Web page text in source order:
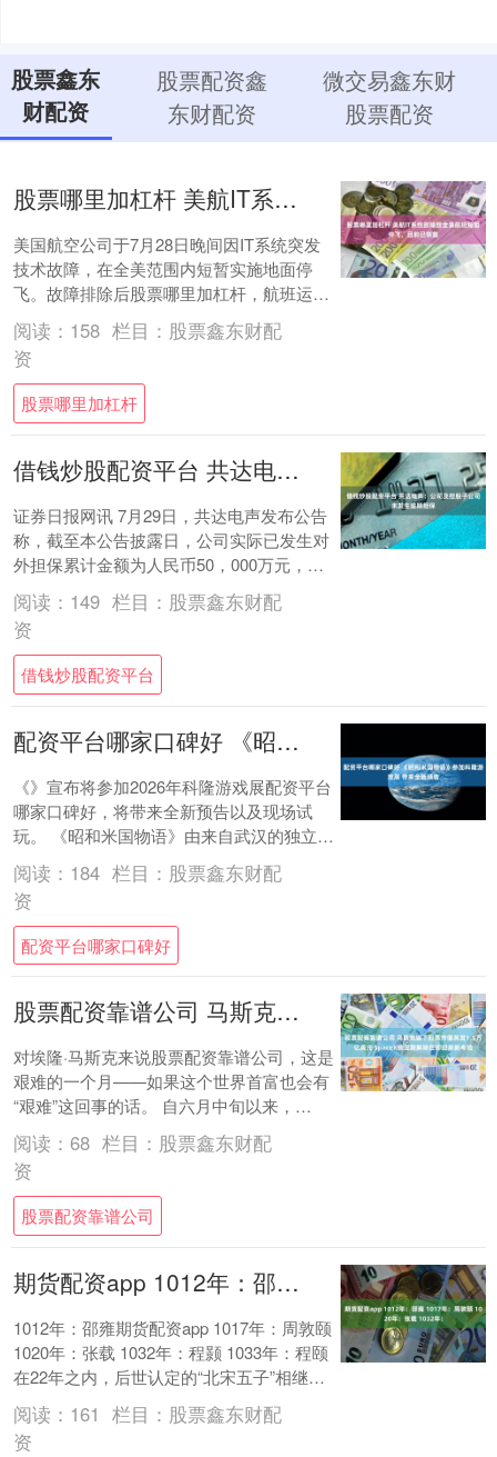
股票鑫东
财配资
股票配资鑫
东财配资
微交易鑫东财
股票配资
股票哪里加杠杆 美航IT系统故障致全美航班短暂停飞，目前已恢复
美国航空公司于7月28日晚间因IT系统突发
技术故障，在全美范围内短暂实施地面停
飞。故障排除后股票哪里加杠杆，航班运营
已陆续恢复。 美国联邦航空管理局于美国东
部时....
阅读： 158 栏目： 股票鑫东财配
资
股票哪里加杠杆
借钱炒股配资平台 共达电声：公司及控股子公司未发生逾期担保
证券日报网讯 7月29日，共达电声发布公告
称，截至本公告披露日，公司实际已发生对
外担保累计金额为人民币50，000万元，占
公司最近一期经审计净资产的62.17%....
阅读： 149 栏目： 股票鑫东财配
资
借钱炒股配资平台
配资平台哪家口碑好 《昭和米国物语》参加科隆游戏展 带来全新预告
《》宣布将参加2026年科隆游戏展配资平台
哪家口碑好，将带来全新预告以及现场试
玩。 《昭和米国物语》由来自武汉的独立游
戏工作室“铃空游戏”开发，Steam版本将....
阅读： 184 栏目： 股票鑫东财配
资
配资平台哪家口碑好
股票配资靠谱公司 马斯克旗下股票市值蒸发1.5万亿美元 SpaceX锁定期解除在即迎来新考验
对埃隆·马斯克来说股票配资靠谱公司，这是
艰难的一个月——如果这个世界首富也会有
“艰难”这回事的话。 自六月中旬以来，
SpaceX和特斯拉的市值已累计蒸发1.5万....
阅读： 68 栏目： 股票鑫东财配
资
股票配资靠谱公司
期货配资app 1012年：邵雍 1017年：周敦颐 1020年：张载 1032年：
1012年：邵雍期货配资app 1017年：周敦颐
1020年：张载 1032年：程颢 1033年：程颐
在22年之内，后世认定的“北宋五子”相继降
世。他们生前....
阅读： 161 栏目： 股票鑫东财配
资